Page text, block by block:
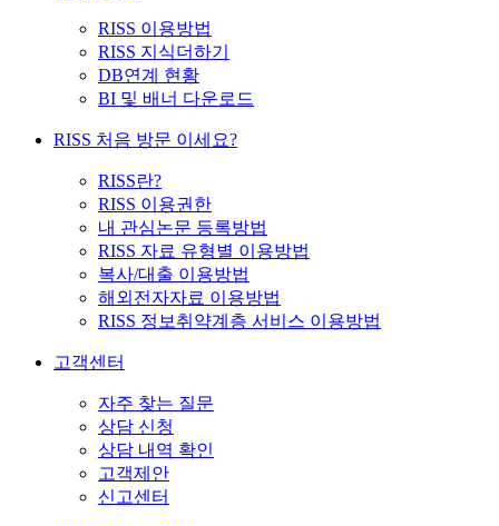
RISS 이용방법
RISS 지식더하기
DB연계 현황
BI 및 배너 다운로드
RISS 처음 방문 이세요?
RISS란?
RISS 이용권한
내 관심논문 등록방법
RISS 자료 유형별 이용방법
복사/대출 이용방법
해외전자자료 이용방법
RISS 정보취약계층 서비스 이용방법
고객센터
자주 찾는 질문
상담 신청
상담 내역 확인
고객제안
신고센터